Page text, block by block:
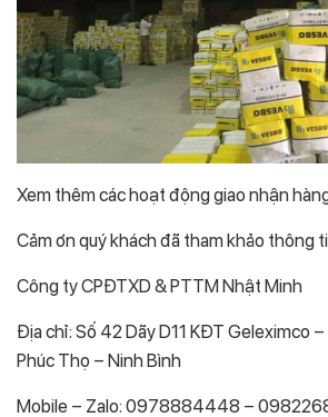
Xem thêm các hoạt động giao nhận
Cảm ơn quý khách đã tham khảo thông
Công ty CPĐTXD & PTTM Nhật Minh
Địa chỉ: Số 42 Dãy D11 KĐT Geleximco
Phúc Thọ – Ninh Bình
Mobile – Zalo: 0978884448 –